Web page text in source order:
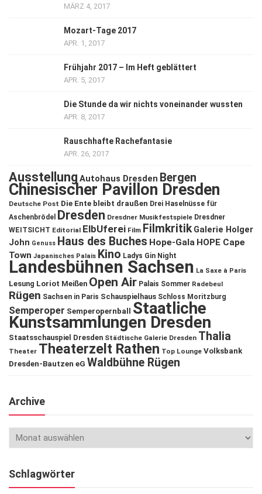
MÄRZ 4, 2017
Mozart-Tage 2017
APR. 1, 2017
Frühjahr 2017 – Im Heft geblättert
APR. 5, 2017
Die Stunde da wir nichts voneinander wussten
APR. 8, 2017
Rauschhafte Rachefantasie
APR. 26, 2017
Ausstellung Autohaus Dresden Bergen
Chinesischer Pavillon Dresden
Deutsche Post Die Ente bleibt draußen Drei Haselnüsse für
Aschenbrödel
Dresden Dresdner Musikfestspiele Dresdner
WEITSICHT Editorial ElbUferei Film Filmkritik Galerie Holger
John Genuss Haus des Buches Hope-Gala HOPE Cape
Town Japanisches Palais Kino Ladys Gin Night
Landesbühnen Sachsen La Saxe à Paris
Lesung Loriot Meißen Open Air Palais Sommer Radebeul
Rügen Sachsen in Paris Schauspielhaus Schloss Moritzburg
Semperoper Semperopernball Staatliche
Kunstsammlungen Dresden
Staatsschauspiel Dresden Städtische Galerie Dresden Thalia
Theater Theaterzelt Rathen Top Lounge Volksbank
Dresden-Bautzen eG Waldbühne Rügen
Archive
Schlagwörter